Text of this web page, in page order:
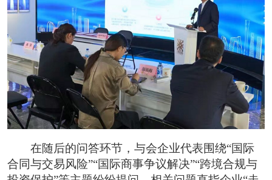
在随后的问答环节，与会企业代表围绕“国际
合同与交易风险”“国际商事争议解决”“跨境合规与